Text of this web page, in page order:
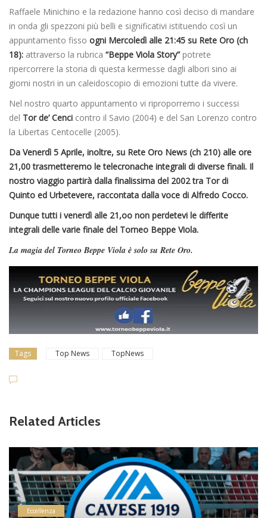
Raffaele Minichino e la redazione hanno così deciso di mandare
in onda gli spezzoni più belli e significativi istituendo così un
appuntamento fisso ogni Mercoledì alle 21:45 su Rete Oro (ch
18): attraverso la rubrica “Beppe Viola Story” potrete
ripercorrere la storia di questa kermesse dagli albori sino ai
giorni nostri in un caleidoscopio di emozioni tutte da vivere.
Nel nostro quarto appuntamento vi riproporremo i successi
del Tor de’ Cenci contro il Savio (2004) e del San Lorenzo contro
la Libertas Centocelle (2005).
Da Venerdì 5 Aprile, inoltre, su Rete Oro News (ch 210) alle ore
21,00 trasmetteremo le telecronache integrali di diverse finali. Il
nostro viaggio partirà dalla finalissima del 2002 tra Tor di
Quinto ed Urbetevere, raccontata dalla voce di Alfredo Cocco.
Dunque tutti i venerdì alle 21,oo non perdetevi le differite
integrali delle varie finale del Torneo Beppe Viola.
La magia del Torneo Beppe Viola è solo su Rete Oro.
Tags Top News TopNews
Related Articles
Eccellenza